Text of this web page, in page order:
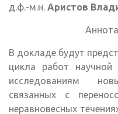
д.ф.-м.н. Аристов
В докладе будут
цикла работ
исследованиям
связанных с
неравновесных